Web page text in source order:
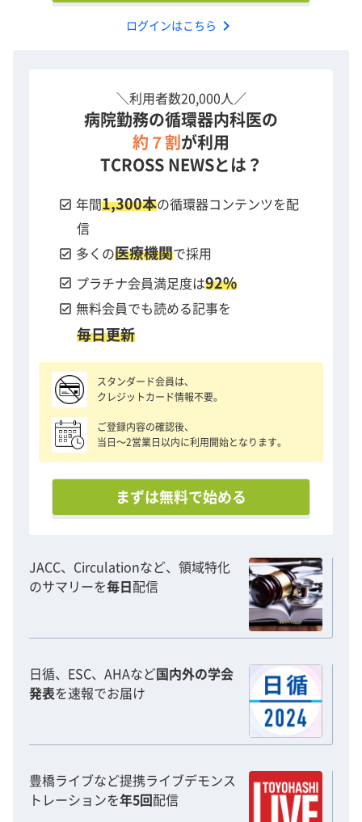
ログインはこちら chevron_right
＼利用者数20,000人／
病院勤務の循環器内科医の
約７割 が利用
TCROSS NEWSとは？
check_box 年間1,300本の循環器コンテンツを配
信
check_box 多くの医療機関で採用
check_box プラチナ会員満足度は92%
check_box 無料会員でも読める記事を
毎日更新
スタンダード会員は、
クレジットカード情報不要。
ご登録内容の確認後、
当日〜2営業日以内に利用開始となります。
まずは無料で始める
JACC、Circulationなど、領域特化
のサマリーを毎日 配信
日循、ESC、AHAなど国内外の学会
発表を速報でお届け
豊橋ライブなど提携ライブデモンス
トレーションを年5回 配信